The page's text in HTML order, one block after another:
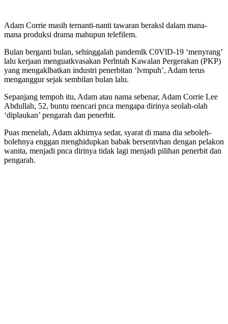
Adam Corrie masih ternanti-nanti tawaran beraksl dalam mana-
mana produksi drama mahupun telefilem.
Bulan berganti bulan, sehinggalah pandemlk C0VlD-19 ‘menyrang’
lalu kerjaan menguatkvasakan Perlntah Kawalan Pergerakan (PKP)
yang mengaklbatkan industri penerbitan ‘lvmpuh’, Adam terus
menganggur sejak sembilan bulan lalu.
Sepanjang tempoh itu, Adam atau nama sebenar, Adam Corrie Lee
Abdullah, 52, buntu mencari pnca mengapa dirinya seolah-olah
‘diplaukan’ pengarah dan penerbit.
Puas menelah, Adam akhirnya sedar, syarat di mana dia seboleh-
bolehnya enggan menghidupkan babak bersentvhan dengan pelakon
wanita, menjadi pnca dirinya tidak lagi menjadi pilihan penerbit dan
pengarah.